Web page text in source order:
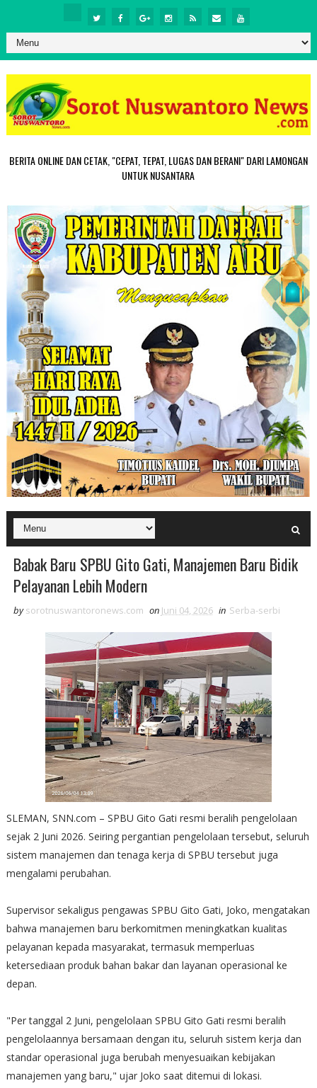
BERITA ONLINE DAN CETAK, "CEPAT, TEPAT, LUGAS DAN BERANI" DARI LAMONGAN
UNTUK NUSANTARA
Babak Baru SPBU Gito Gati, Manajemen Baru Bidik
Pelayanan Lebih Modern
by sorotnuswantoronews.com on Juni 04, 2026 in Serba-serbi
SLEMAN, SNN.com – SPBU Gito Gati resmi beralih pengelolaan
sejak 2 Juni 2026. Seiring pergantian pengelolaan tersebut, seluruh
sistem manajemen dan tenaga kerja di SPBU tersebut juga
mengalami perubahan.
Supervisor sekaligus pengawas SPBU Gito Gati, Joko, mengatakan
bahwa manajemen baru berkomitmen meningkatkan kualitas
pelayanan kepada masyarakat, termasuk memperluas
ketersediaan produk bahan bakar dan layanan operasional ke
depan.
"Per tanggal 2 Juni, pengelolaan SPBU Gito Gati resmi beralih
pengelolaannya bersamaan dengan itu, seluruh sistem kerja dan
standar operasional juga berubah menyesuaikan kebijakan
manajemen yang baru," ujar Joko saat ditemui di lokasi.